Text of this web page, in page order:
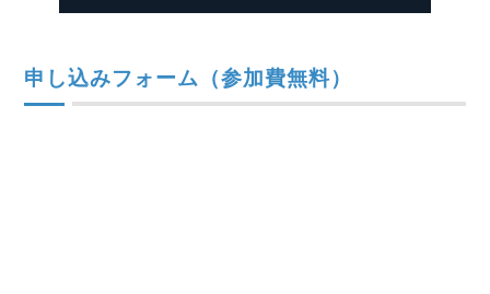
申し込みフォーム（参加費無料）